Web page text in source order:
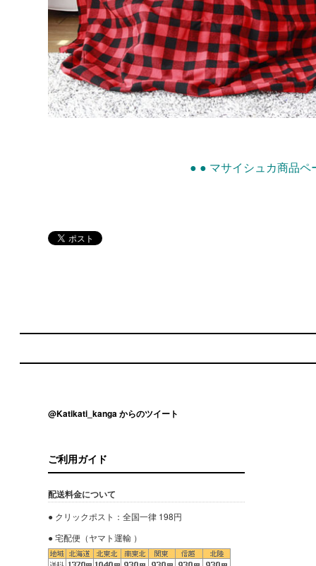
● ● マサイシュカ商品ペ
@Katikati_kanga からのツイート
ご利用ガイド
配送料金について
● クリックポスト：全国一律 198円
● 宅配便（ヤマト運輸 ）